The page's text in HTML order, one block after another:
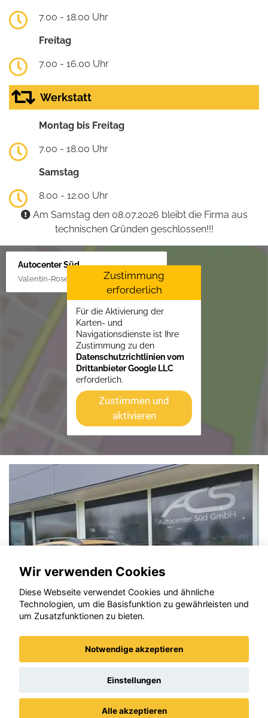
7.00 - 18.00 Uhr
Freitag
7.00 - 16.00 Uhr
Werkstatt
Montag bis Freitag
7.00 - 18.00 Uhr
Samstag
8.00 - 12.00 Uhr
Am Samstag den 08.07.2026 bleibt die Firma aus
technischen Gründen geschlossen!!!
Autocenter Süd
Valentin-Rose-Str. 3, 16816 Neuruppin
Zustimmung
erforderlich
Für die Aktivierung der
Karten- und
Navigationsdienste ist Ihre
Zustimmung zu den
Datenschutzrichtlinien vom
Drittanbieter Google LLC
erforderlich.
Zustimmen und
aktivieren
Dacia Sandero
Wir verwenden Cookies
Diese Webseite verwendet Cookies und ähnliche
Technologien, um die Basisfunktion zu gewährleisten und
um Zusatzfunktionen zu bieten.
Notwendige akzeptieren
Einstellungen
Alle akzeptieren